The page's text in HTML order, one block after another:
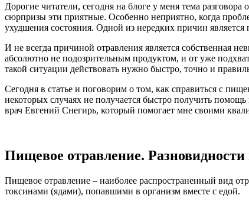
Дорогие читатели, сегодня на блоге у меня тема
сюрпризы эти приятные. Особенно неприятно, когда
ухудшения состояния. Одной из нередких причин
И не всегда причиной отравления является собственная
абсолютно не подозрительным продуктом, и от уже
такой ситуации действовать нужно быстро, точно и
Сегодня в статье и поговорим о том, как справиться с
некоторых случаях не получается быстро получить
врач Евгений Снегирь, который помогает мне своими
Пищевое отравление.
Пищевое отравление – наиболее распространенный вид
токсинами (ядами), попавшими в организм вместе с едой.